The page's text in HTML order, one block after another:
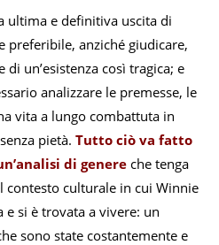
ultima e definitiva uscita di
preferibile, anziché giudicare,
un’esistenza così tragica; e
analizzare le premesse, le
vita a lungo combattuta in
pietà. Tutto ciò va fatto
di genere che tenga
culturale in cui Winnie
e si è trovata a vivere: un
sono state costantemente e